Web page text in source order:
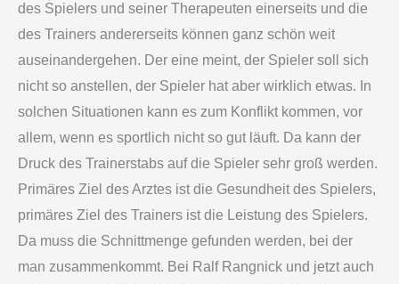
des Spielers und seiner Therapeuten einerseits und die
des Trainers andererseits können ganz schön weit
auseinandergehen. Der eine meint, der Spieler soll sich
nicht so anstellen, der Spieler hat aber wirklich etwas. In
solchen Situationen kann es zum Konflikt kommen, vor
allem, wenn es sportlich nicht so gut läuft. Da kann der
Druck des Trainerstabs auf die Spieler sehr groß werden.
Primäres Ziel des Arztes ist die Gesundheit des Spielers,
primäres Ziel des Trainers ist die Leistung des Spielers.
Da muss die Schnittmenge gefunden werden, bei der
man zusammenkommt. Bei Ralf Rangnick und jetzt auch